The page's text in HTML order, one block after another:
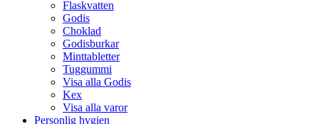
Flaskvatten
Godis
Choklad
Godisburkar
Minttabletter
Tuggummi
Visa alla Godis
Kex
Visa alla varor
Personlig hygien